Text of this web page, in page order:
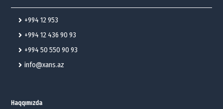
+994 12 953
+994 12 436 90 93
+994 50 550 90 93
info@xans.az
Haqqımızda